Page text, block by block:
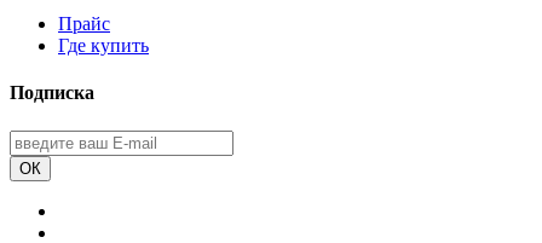
Прайс
Где купить
Подписка
ОК